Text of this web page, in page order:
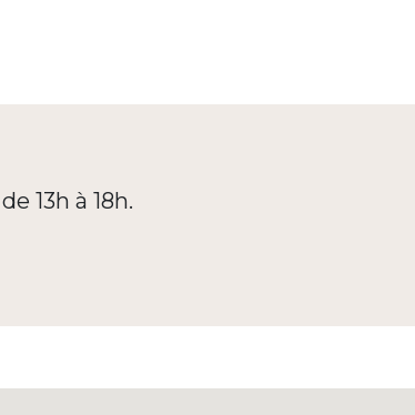
13h à 18h.